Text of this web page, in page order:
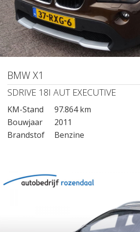
BMW X1
SDRIVE 18I AUT EXECUTIVE
KM-Stand
97.864 km
Bouwjaar
2011
Brandstof
Benzine